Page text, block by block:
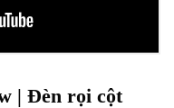
| Đèn rọi cột